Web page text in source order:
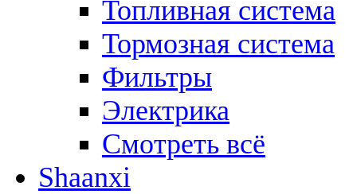
Топливная система
Тормозная система
Фильтры
Электрика
Смотреть всё
Shaanxi